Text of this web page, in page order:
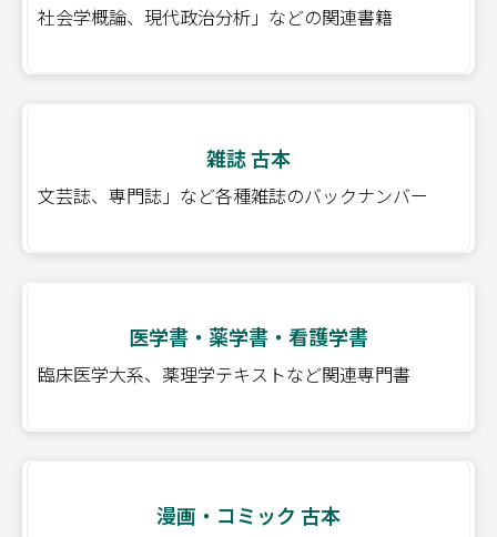
社会学概論、現代政治分析」などの関連書籍
雑誌 古本
文芸誌、専門誌」など各種雑誌のバックナンバー
医学書・薬学書・看護学書
臨床医学大系、薬理学テキストなど関連専門書
漫画・コミック 古本